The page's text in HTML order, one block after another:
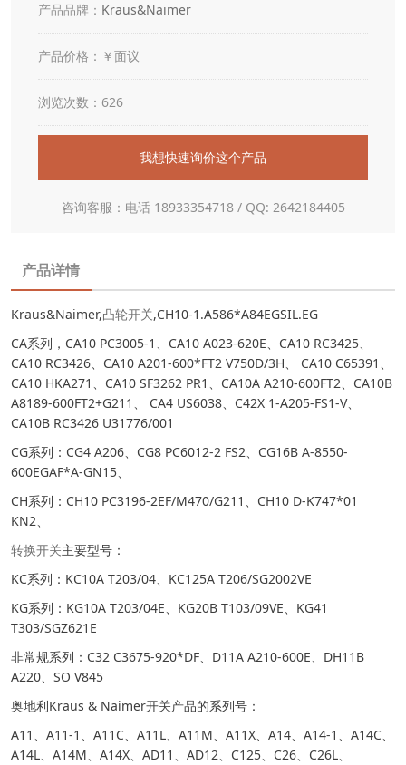
产品品牌： Kraus&Naimer
产品价格：￥面议
浏览次数：626
我想快速询价这个产品
咨询客服：电话 18933354718 / QQ: 2642184405
产品详情
Kraus&Naimer,凸轮开关,CH10-1.A586*A84EGSIL.EG
CA系列，CA10 PC3005-1、CA10 A023-620E、CA10 RC3425、
CA10 RC3426、CA10 A201-600*FT2 V750D/3H、 CA10 C65391、
CA10 HKA271、CA10 SF3262 PR1、CA10A A210-600FT2、CA10B
A8189-600FT2+G211、 CA4 US6038、C42X 1-A205-FS1-V、
CA10B RC3426 U31776/001
CG系列：CG4 A206、CG8 PC6012-2 FS2、CG16B A-8550-
600EGAF*A-GN15、
CH系列：CH10 PC3196-2EF/M470/G211、CH10 D-K747*01
KN2、
转换开关主要型号：
KC系列：KC10A T203/04、KC125A T206/SG2002VE
KG系列：KG10A T203/04E、KG20B T103/09VE、KG41
T303/SGZ621E
非常规系列：C32 C3675-920*DF、D11A A210-600E、DH11B
A220、SO V845
奥地利Kraus & Naimer开关产品的系列号：
A11、A11-1、A11C、A11L、A11M、A11X、A14、A14-1、A14C、
A14L、A14M、A14X、AD11、AD12、C125、C26、C26L、